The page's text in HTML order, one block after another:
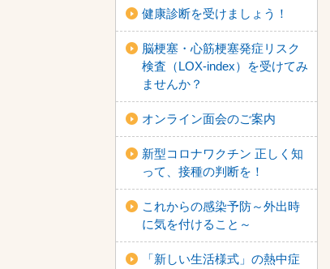
健康診断を受けましょう！
脳梗塞・心筋梗塞発症リスク
検査（LOX-index）を受けてみ
ませんか？
オンライン面会のご案内
新型コロナワクチン 正しく知
って、接種の判断を！
これからの感染予防～外出時
に気を付けること～
「新しい生活様式」の熱中症